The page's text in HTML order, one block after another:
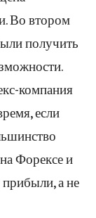
Во втором
получить
компания
если
Форексе и
прибыли, а не